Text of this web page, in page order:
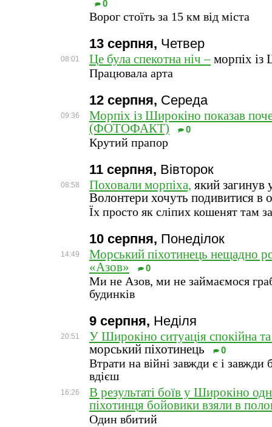
0
Ворог стоїть за 15 км від міста
13 серпня, Четвер
08:01 Це була спекотна ніч – морпіх із
Працювала арта
12 серпня, Середа
09:36
Морпіх із Широкіно показав
(ФОТОФАКТ)
0
Крутий прапор
11 серпня, Вівторок
08:58 Поховали морпіха, який
Волонтери хочуть подивитися в
Їх просто як сліпих кошенят там
10 серпня, Понеділок
14:49
Морський піхотинець нещадно
«Азов»
0
Ми не Азов, ми не займаємося
будинків
9 серпня, Неділя
20:51
У Широкіно ситуація спокійна
морський піхотинець
0
Втрати на війні завжди є і завжди
вдієш
16:26
В результаті боїв у Широкіно
піхотинця бойовики взяли в
Один вбитий